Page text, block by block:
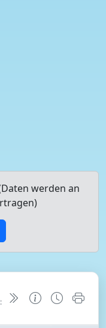
werden an